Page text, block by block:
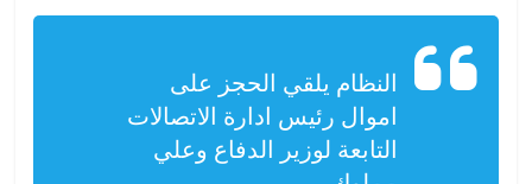
النظام يلقي الحجز على
اموال رئيس ادارة الاتصالات
التابعة لوزير الدفاع وعلي